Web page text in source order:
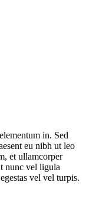
in. Sed
eu nibh ut leo
et ullamcorper
nunc vel ligula
vel vel turpis.